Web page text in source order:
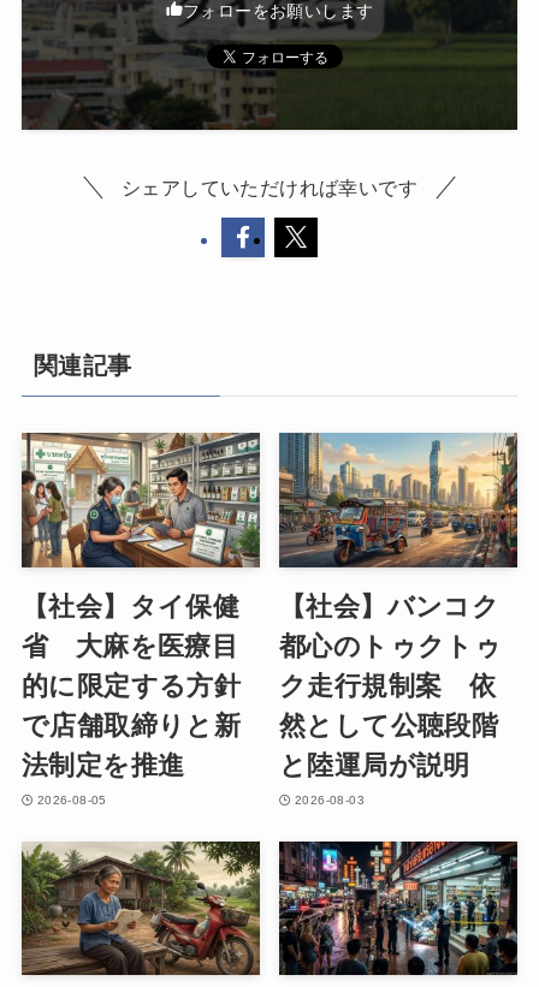
フォローをお願いします
シェアしていただければ幸いです
関連記事
【社会】タイ保健
省 大麻を医療目
的に限定する方針
で店舗取締りと新
法制定を推進
2026-08-05
【社会】バンコク
都心のトゥクトゥ
ク走行規制案 依
然として公聴段階
と陸運局が説明
2026-08-03